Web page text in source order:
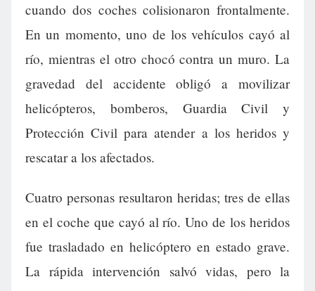
cuando dos coches colisionaron frontalmente.
En un momento, uno de los vehículos cayó al
río, mientras el otro chocó contra un muro. La
gravedad del accidente obligó a movilizar
helicópteros, bomberos, Guardia Civil y
Protección Civil para atender a los heridos y
rescatar a los afectados.
Cuatro personas resultaron heridas; tres de ellas
en el coche que cayó al río. Uno de los heridos
fue trasladado en helicóptero en estado grave.
La rápida intervención salvó vidas, pero la